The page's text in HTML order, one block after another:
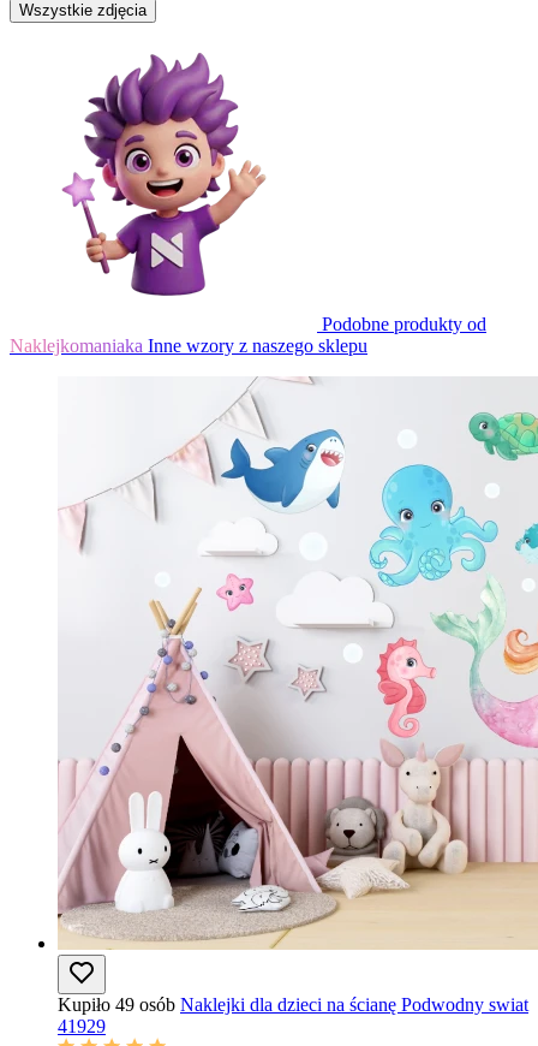
Wszystkie zdjęcia
Podobne produkty od
Naklejkomaniaka Inne wzory z naszego sklepu
Kupiło 49 osób Naklejki dla dzieci na ścianę Podwodny swiat
41929